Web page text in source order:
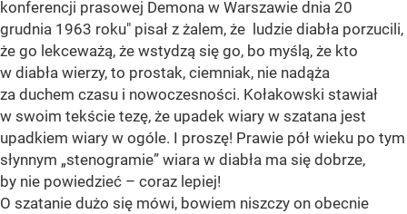
konferencji prasowej Demona w Warszawie dnia 20
grudnia 1963 roku" pisał z żalem, że ludzie diabła porzucili,
że go lekceważą, że wstydzą się go, bo myślą, że kto
w diabła wierzy, to prostak, ciemniak, nie nadąża
za duchem czasu i nowoczesności. Kołakowski stawiał
w swoim tekście tezę, że upadek wiary w szatana jest
upadkiem wiary w ogóle. I proszę! Prawie pół wieku po tym
słynnym „stenogramie” wiara w diabła ma się dobrze,
by nie powiedzieć – coraz lepiej!
O szatanie dużo się mówi, bowiem niszczy on obecnie